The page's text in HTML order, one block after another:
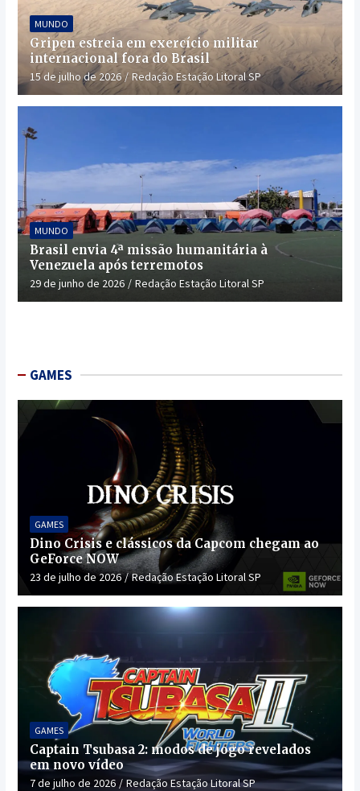
MUNDO
Gripen estreia em exercício militar
internacional fora do Brasil
15 de julho de 2026 Redação Estação Litoral SP
MUNDO
Brasil envia 4ª missão humanitária à
Venezuela após terremotos
29 de junho de 2026 Redação Estação Litoral SP
GAMES
GAMES
Dino Crisis e clássicos da Capcom chegam ao
GeForce NOW
23 de julho de 2026 Redação Estação Litoral SP
GAMES
Captain Tsubasa 2: modos de jogo revelados
em novo vídeo
7 de julho de 2026 Redação Estação Litoral SP